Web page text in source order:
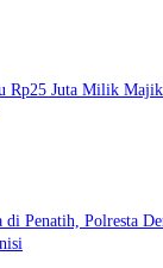
Rp25 Juta Milik
di Penatih, Polresta